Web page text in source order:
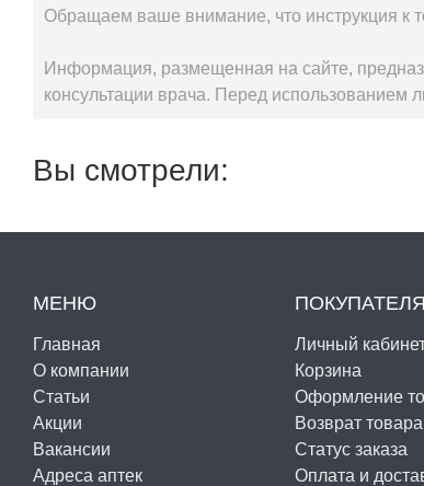
Обращаем ваше внимание, что инструкция к
Информация, размещенная на сайте,
консультации врача. Перед использованием
Вы смотрели:
МЕНЮ
Главная
О компании
Статьи
Акции
Вакансии
Адреса аптек
Личный
Корзина
Оформление
Возврат товара
Статус заказа
Оплата и